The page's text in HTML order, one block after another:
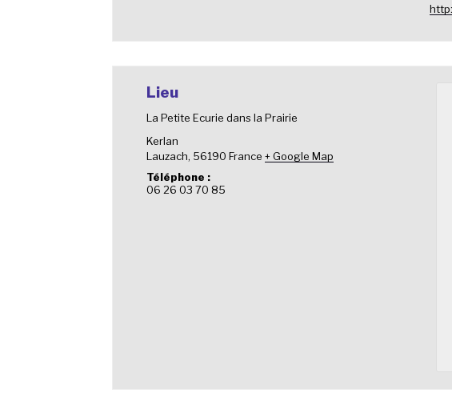
Lieu
La Petite Ecurie dans la Prairie
Kerlan
Lauzach, 56190 France + Google Map
Téléphone :
06 26 03 70 85